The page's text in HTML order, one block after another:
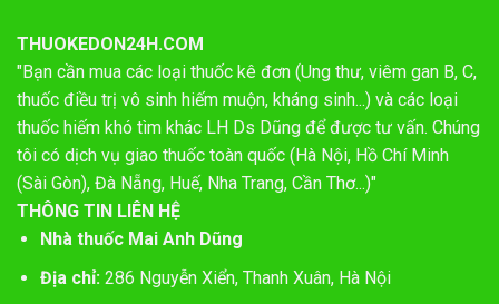
THUOKEDON24H.COM
"Bạn cần mua các loại thuốc kê đơn (Ung thư, viêm gan B, C,
thuốc điều trị vô sinh hiếm muộn, kháng sinh...) và các loại
thuốc hiếm khó tìm khác LH Ds Dũng để được tư vấn. Chúng
tôi có dịch vụ giao thuốc toàn quốc (Hà Nội, Hồ Chí Minh
(Sài Gòn), Đà Nẵng, Huế, Nha Trang, Cần Thơ...)"
THÔNG TIN LIÊN HỆ
Nhà thuốc Mai Anh Dũng
Địa chỉ:286 Nguyễn Xiển, Thanh Xuân, Hà Nội